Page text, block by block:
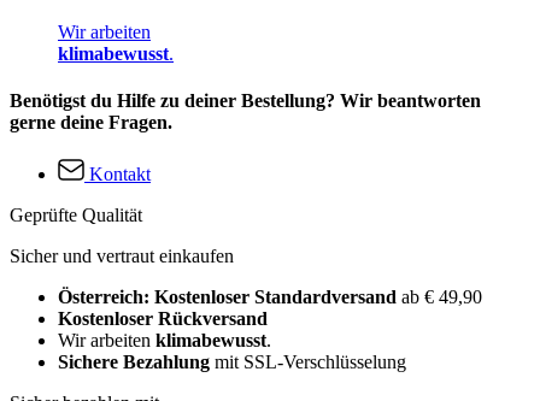
Wir arbeiten
klimabewusst.
Benötigst du Hilfe zu deiner Bestellung? Wir beantworten
gerne deine Fragen.
Kontakt
Geprüfte Qualität
Sicher und vertraut einkaufen
Österreich: Kostenloser Standardversand ab € 49,90
Kostenloser Rückversand
Wir arbeiten klimabewusst.
Sichere Bezahlung mit SSL-Verschlüsselung